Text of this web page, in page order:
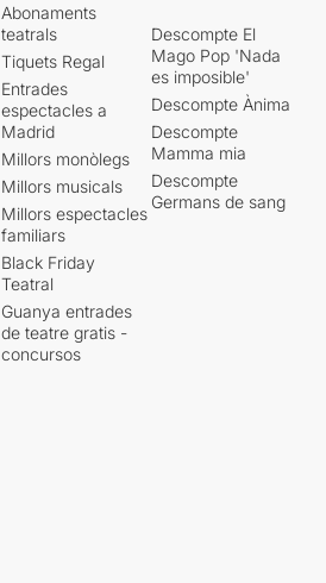
Abonaments
teatrals
Tiquets Regal
Entrades
espectacles a
Madrid
Millors monòlegs
Millors musicals
Millors espectacles
familiars
Black Friday
Teatral
Guanya entrades
de teatre gratis -
concursos
Descompte El
Mago Pop 'Nada
es imposible'
Descompte Ànima
Descompte
Mamma mia
Descompte
Germans de sang